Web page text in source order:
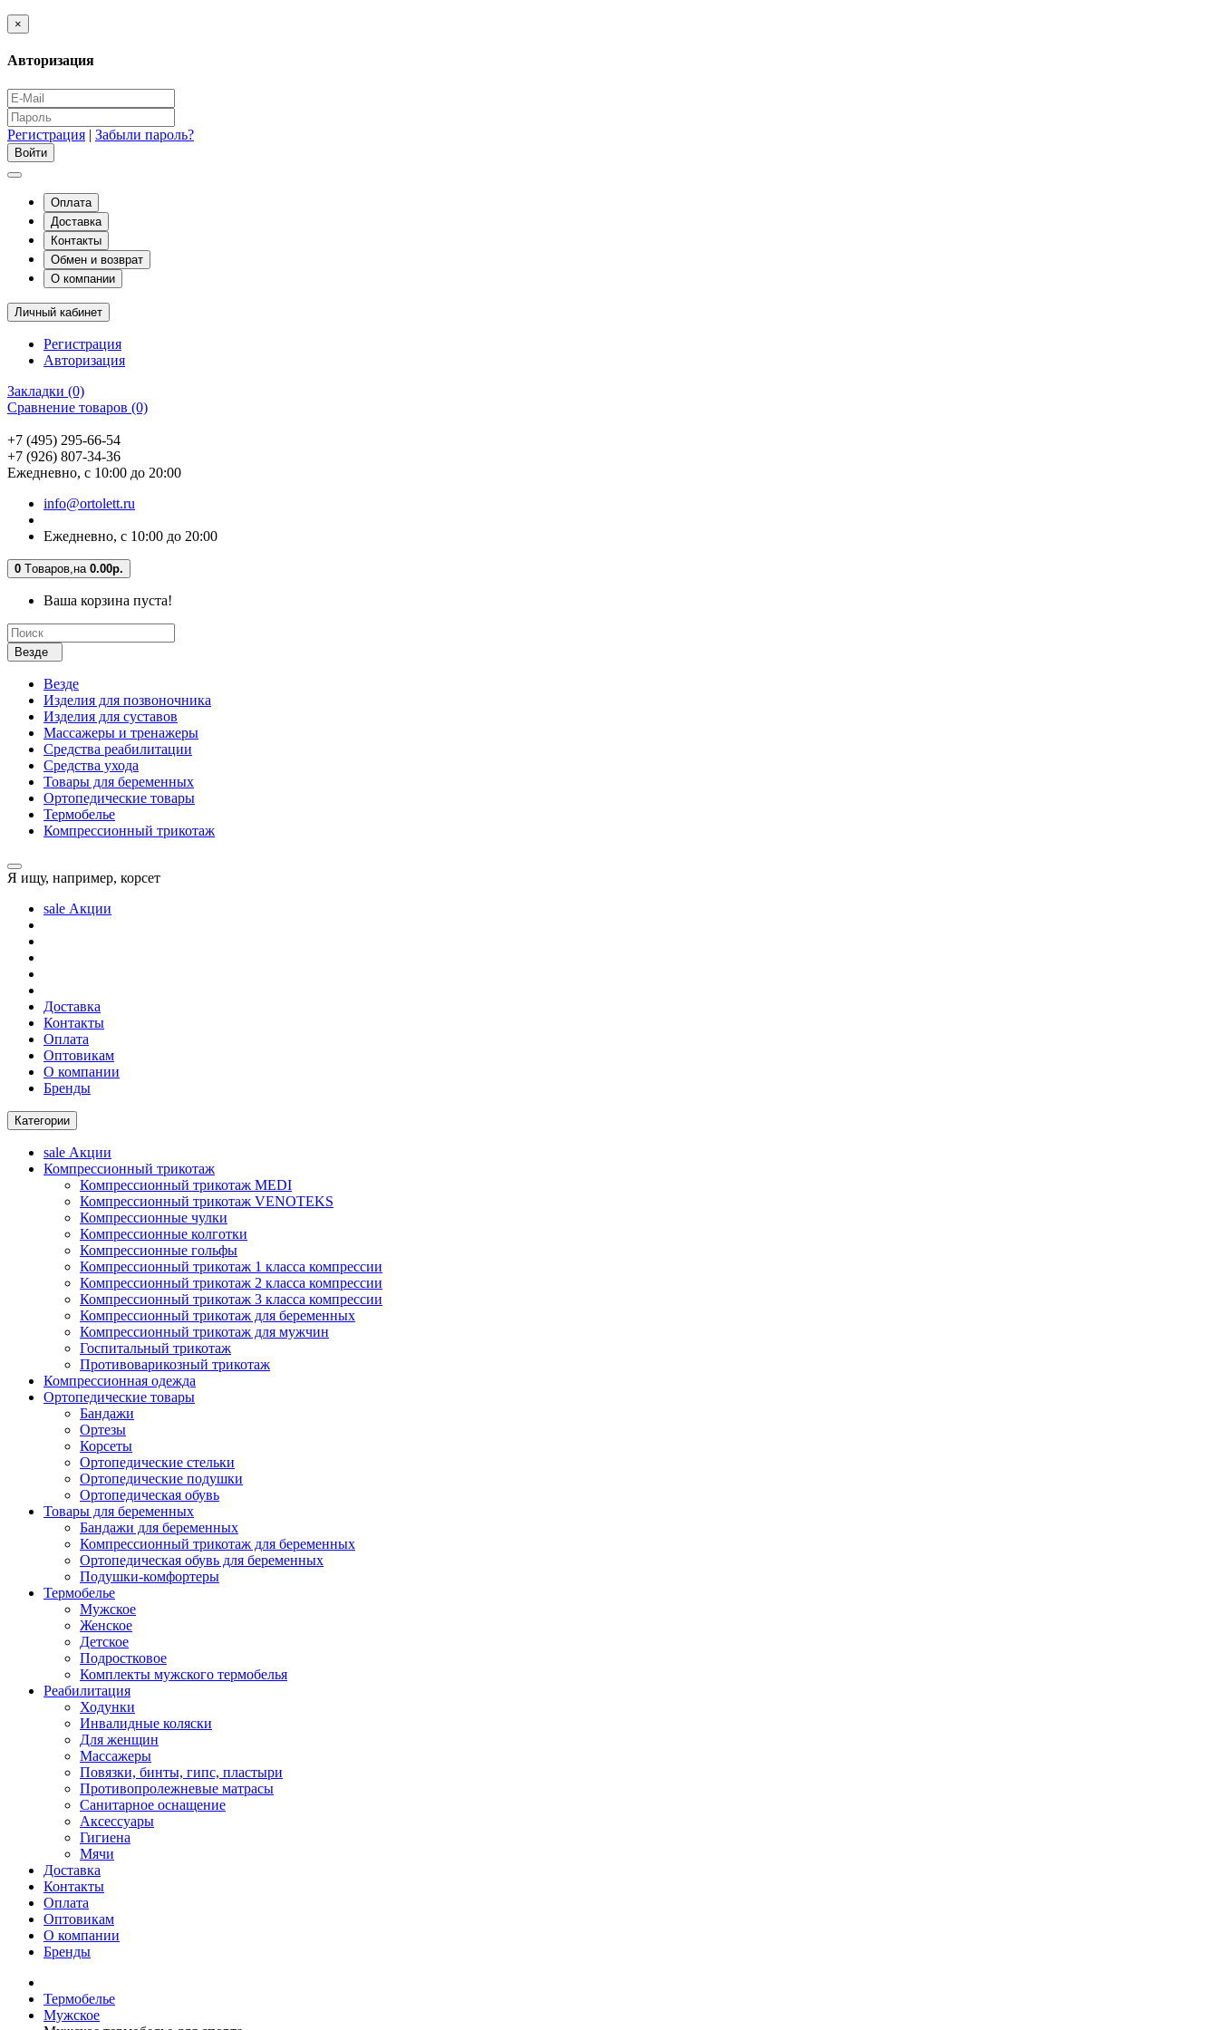
×
Авторизация
Регистрация | Забыли пароль?
Оплата
Доставка
Контакты
Обмен и возврат
О компании
Личный кабинет
Регистрация
Авторизация
Закладки (0)
Сравнение товаров (0)
+7 (495) 295-66-54
+7 (926) 807-34-36
Ежедневно, с 10:00 до 20:00
info@ortolett.ru
Ежедневно, с 10:00 до 20:00
0 Tоваров, на 0.00р.
Ваша корзина пуста!
Везде
Везде
Изделия для позвоночника
Изделия для суставов
Массажеры и тренажеры
Средства реабилитации
Средства ухода
Товары для беременных
Ортопедические товары
Термобелье
Компрессионный трикотаж
Я ищу, например, корсет
sale Акции
Доставка
Контакты
Оплата
Оптовикам
О компании
Бренды
Категории
sale Акции
Компрессионный трикотаж
Компрессионный трикотаж MEDI
Компрессионный трикотаж VENOTEKS
Компрессионные чулки
Компрессионные колготки
Компрессионные гольфы
Компрессионный трикотаж 1 класса компрессии
Компрессионный трикотаж 2 класса компрессии
Компрессионный трикотаж 3 класса компрессии
Компрессионный трикотаж для беременных
Компрессионный трикотаж для мужчин
Госпитальный трикотаж
Противоварикозный трикотаж
Компрессионная одежда
Ортопедические товары
Бандажи
Ортезы
Корсеты
Ортопедические стельки
Ортопедические подушки
Ортопедическая обувь
Товары для беременных
Бандажи для беременных
Компрессионный трикотаж для беременных
Ортопедическая обувь для беременных
Подушки-комфортеры
Термобелье
Мужское
Женское
Детское
Подростковое
Комплекты мужского термобелья
Реабилитация
Ходунки
Инвалидные коляски
Для женщин
Массажеры
Повязки, бинты, гипс, пластыри
Противопролежневые матрасы
Санитарное оснащение
Аксессуары
Гигиена
Мячи
Доставка
Контакты
Оплата
Оптовикам
О компании
Бренды
Термобелье
Мужское